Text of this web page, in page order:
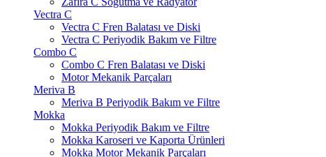
Vectra C
Vectra C Fren Balatası ve Diski
Vectra C Periyodik Bakım ve Filtre
Combo C
Combo C Fren Balatası ve Diski
Motor Mekanik Parçaları
Meriva B
Meriva B Periyodik Bakım ve Filtre
Mokka
Mokka Periyodik Bakım ve Filtre
Mokka Karoseri ve Kaporta Ürünleri
Mokka Motor Mekanik Parçaları